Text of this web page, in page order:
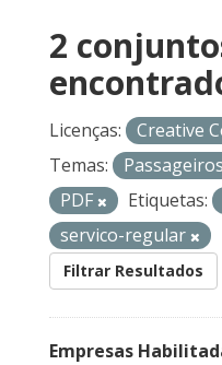
2
Licenças:
Creative
Temas:
Passageiros
PDF
Etiquetas:
servico-regular
Filtrar Resultados
Empresas